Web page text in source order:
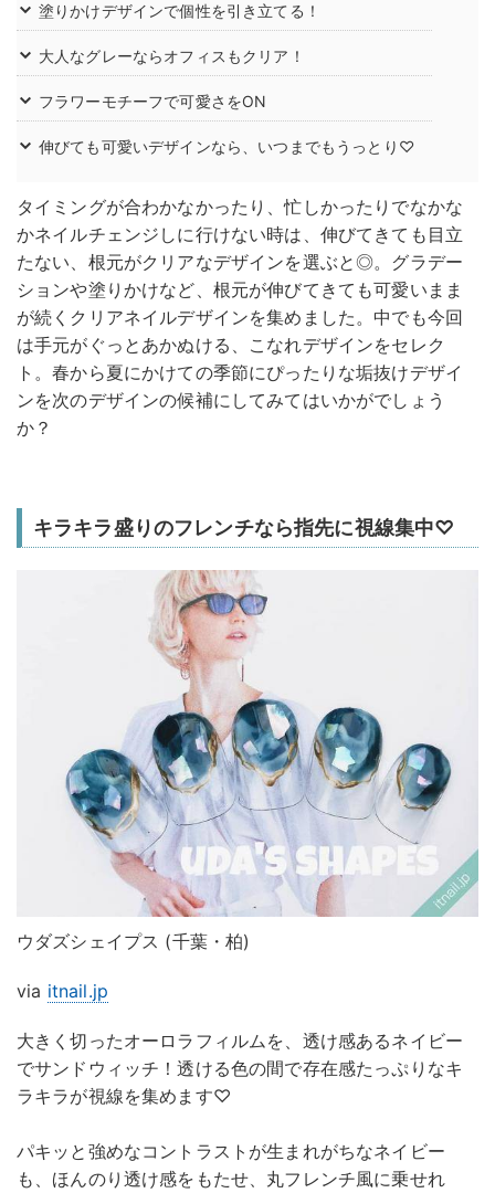
塗りかけデザインで個性を引き立てる！
大人なグレーならオフィスもクリア！
フラワーモチーフで可愛さをON
伸びても可愛いデザインなら、いつまでもうっとり♡
タイミングが合わかなかったり、忙しかったりでなかな
かネイルチェンジしに行けない時は、伸びてきても目立
たない、根元がクリアなデザインを選ぶと◎。グラデー
ションや塗りかけなど、根元が伸びてきても可愛いまま
が続くクリアネイルデザインを集めました。中でも今回
は手元がぐっとあかぬける、こなれデザインをセレク
ト。春から夏にかけての季節にぴったりな垢抜けデザイ
ンを次のデザインの候補にしてみてはいかがでしょう
か？
キラキラ盛りのフレンチなら指先に視線集中♡
ウダズシェイプス (千葉・柏)
via itnail.jp
大きく切ったオーロラフィルムを、透け感あるネイビー
でサンドウィッチ！透ける色の間で存在感たっぷりなキ
ラキラが視線を集めます♡
パキッと強めなコントラストが生まれがちなネイビー
も、ほんのり透け感をもたせ、丸フレンチ風に乗せれ